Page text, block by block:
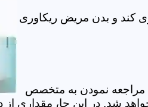
کند و بدن مریض ریکاوری
مراجعه نمودن به متخصص
شد. در این جا، مقداری